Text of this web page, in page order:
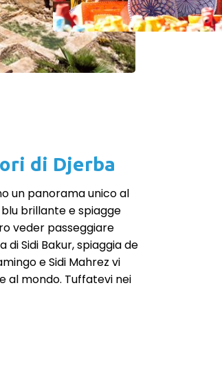
di Djerba
un panorama unico al
brillante e spiagge
veder passeggiare
di Sidi Bakur, spiaggia de
e Sidi Mahrez vi
al mondo. Tuffatevi nei